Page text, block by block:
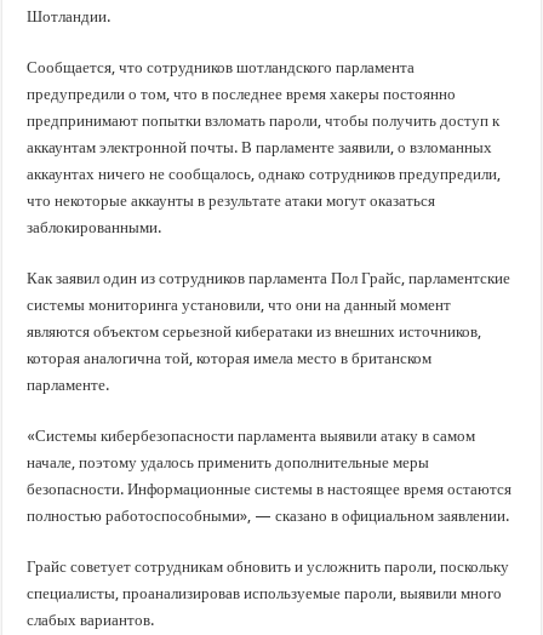
Шотландии.
Сообщается, что сотрудников шотландского парламента
предупредили о том, что в последнее время хакеры постоянно
предпринимают попытки взломать пароли, чтобы получить доступ к
аккаунтам электронной почты. В парламенте заявили, о взломанных
аккаунтах ничего не сообщалось, однако сотрудников предупредили,
что некоторые аккаунты в результате атаки могут оказаться
заблокированными.
Как заявил один из сотрудников парламента Пол Грайс, парламентские
системы мониторинга установили, что они на данный момент
являются объектом серьезной кибератаки из внешних источников,
которая аналогична той, которая имела место в британском
парламенте.
«Системы кибербезопасности парламента выявили атаку в самом
начале, поэтому удалось применить дополнительные меры
безопасности. Информационные системы в настоящее время остаются
полностью работоспособными», — сказано в официальном заявлении.
Грайс советует сотрудникам обновить и усложнить пароли, поскольку
специалисты, проанализировав используемые пароли, выявили много
слабых вариантов.